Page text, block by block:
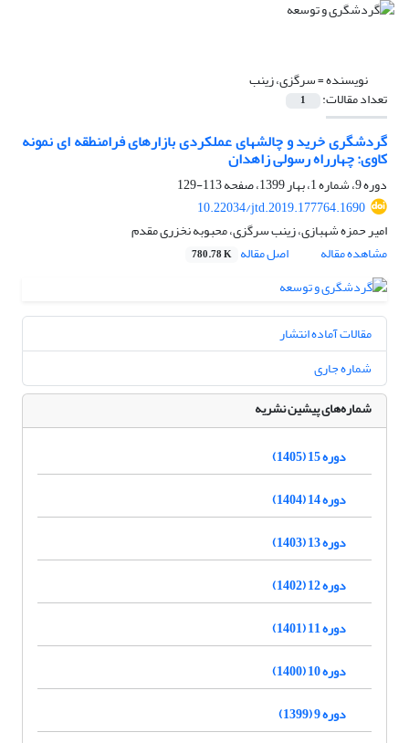
نویسنده =سرگزی، زینب
تعداد مقالات: 1
گردشگری خرید و چالشهای عملکردی بازارهای فرامنطقه ای نمونه
کاوی: چهارراه رسولی زاهدان
دوره 9، شماره 1، بهار 1399، صفحه
113-129
10.22034/jtd.2019.177764.1690
امیر حمزه شهبازی، زینب سرگزی، محبوبه نخزری مقدم
مشاهده مقاله
اصل مقاله 780.78 K
مقالات آماده انتشار
شماره جاری
شماره‌های پیشین نشریه
دوره 15 (1405)
دوره 14 (1404)
دوره 13 (1403)
دوره 12 (1402)
دوره 11 (1401)
دوره 10 (1400)
دوره 9 (1399)